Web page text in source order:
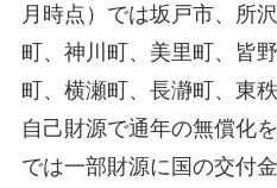
月時点）では坂戸市、所
町、神川町、美里町、皆
町、横瀬町、長瀞町、東
自己財源で通年の無償化
では一部財源に国の交付